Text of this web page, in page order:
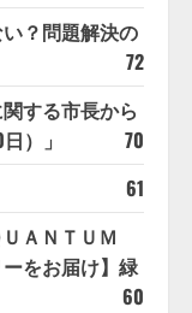
？問題解決の
72
する市長から
）」
70
61
ＡＮＴＵＭ
をお届け】緑
60